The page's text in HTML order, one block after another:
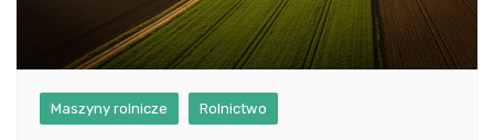
Maszyny rolnicze Rolnictwo